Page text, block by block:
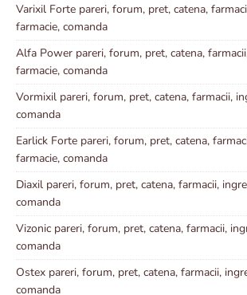
Varixil Forte pareri, forum, pret, catena,
farmacie, comanda
Alfa Power pareri, forum, pret, catena,
farmacie, comanda
Vormixil pareri, forum, pret, catena, farmacii,
comanda
Earlick Forte pareri, forum, pret, catena,
farmacie, comanda
Diaxil pareri, forum, pret, catena, farmacii,
comanda
Vizonic pareri, forum, pret, catena, farmacii,
comanda
Ostex pareri, forum, pret, catena, farmacii,
comanda